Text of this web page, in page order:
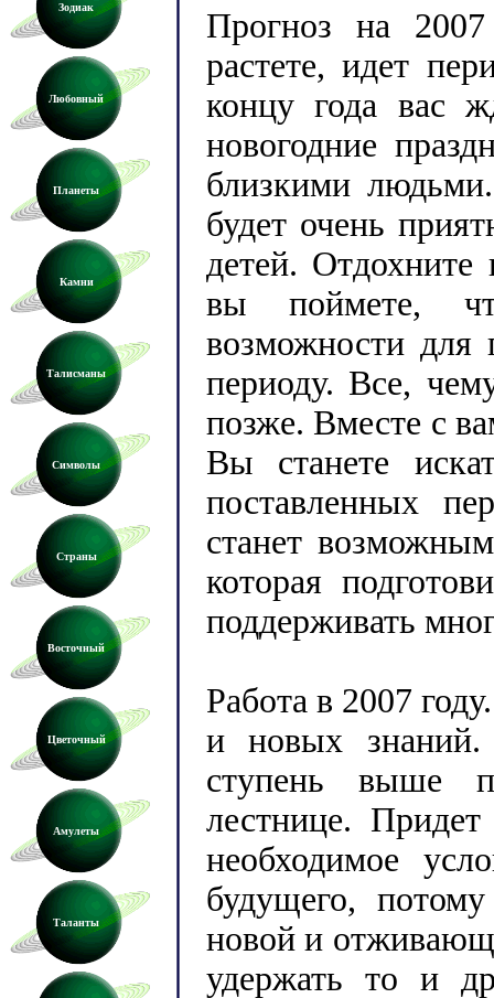
Зодиак
Любовный
Планеты
Камни
Талисманы
Символы
Страны
Восточный
Цветочный
Амулеты
Таланты
Прогноз на
растете, идет
концу года вас
новогодние
близкими
будет очень
детей.
вы поймете,
возможности для
периоду. Все,
позже. Вместе с
Вы станете
поставленных
станет
которая
поддерживать
Работа в 2007
и новых
ступень выше
лестнице.
необходимое
будущего,
новой и
удержать то и